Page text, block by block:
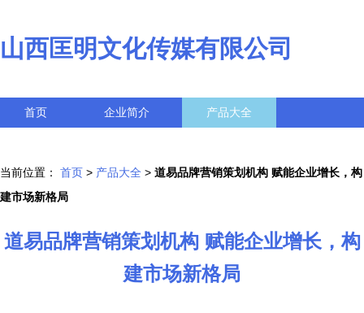
山西匡明文化传媒有限公司
首页 企业简介 产品大全
当前位置： 首页 > 产品大全 > 道易品牌营销策划机构 赋能企业增长，构
建市场新格局
道易品牌营销策划机构 赋能企业增长，构
建市场新格局